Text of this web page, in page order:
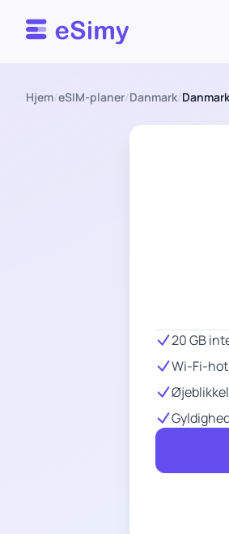
Esimy
Hjem/eSIM-planer/Danmark/
20 GB
Wi-Fi-